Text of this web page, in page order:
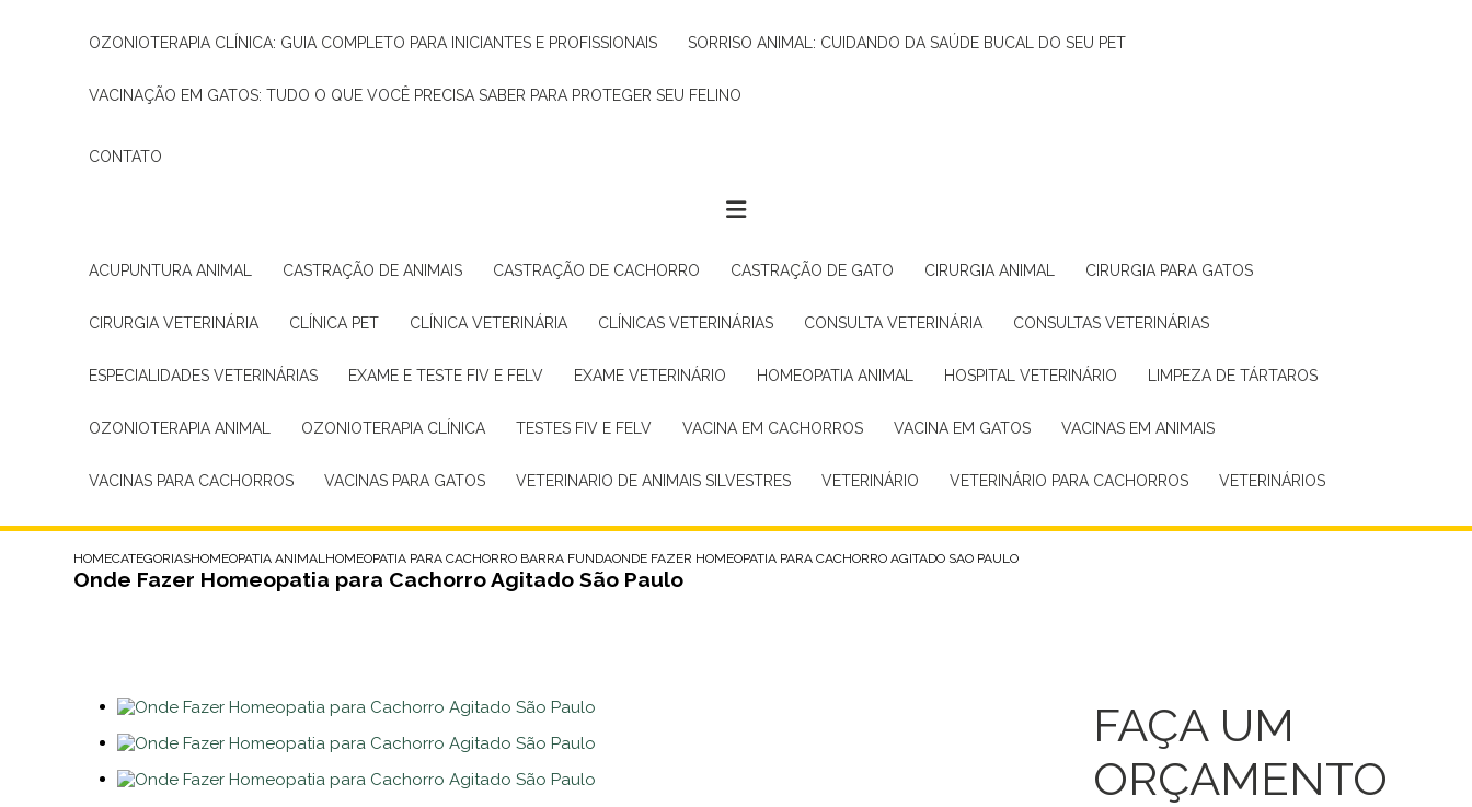
OZONIOTERAPIA CLÍNICA: GUIA COMPLETO PARA INICIANTES E PROFISSIONAIS SORRISO ANIMAL: CUIDANDO DA SAÚDE BUCAL DO SEU PET
VACINAÇÃO EM GATOS: TUDO O QUE VOCÊ PRECISA SABER PARA PROTEGER SEU FELINO
CONTATO
ACUPUNTURA ANIMAL CASTRAÇÃO DE ANIMAIS CASTRAÇÃO DE CACHORRO CASTRAÇÃO DE GATO CIRURGIA ANIMAL CIRURGIA PARA GATOS
CIRURGIA VETERINÁRIA CLÍNICA PET CLÍNICA VETERINÁRIA CLÍNICAS VETERINÁRIAS CONSULTA VETERINÁRIA CONSULTAS VETERINÁRIAS
ESPECIALIDADES VETERINÁRIAS EXAME E TESTE FIV E FELV EXAME VETERINÁRIO HOMEOPATIA ANIMAL HOSPITAL VETERINÁRIO LIMPEZA DE TÁRTAROS
OZONIOTERAPIA ANIMAL OZONIOTERAPIA CLÍNICA TESTES FIV E FELV VACINA EM CACHORROS VACINA EM GATOS VACINAS EM ANIMAIS
VACINAS PARA CACHORROS VACINAS PARA GATOS VETERINARIO DE ANIMAIS SILVESTRES VETERINÁRIO VETERINÁRIO PARA CACHORROS VETERINÁRIOS
HOMECATEGORIASHOMEOPATIA ANIMALHOMEOPATIA PARA CACHORRO BARRA FUNDAONDE FAZER HOMEOPATIA PARA CACHORRO AGITADO SAO PAULO
Onde Fazer Homeopatia para Cachorro Agitado São Paulo
FAÇA UM
ORÇAMENTO